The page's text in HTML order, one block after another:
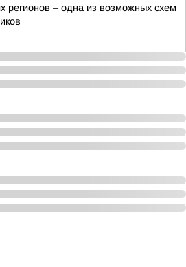
регионов – одна из возможных схем